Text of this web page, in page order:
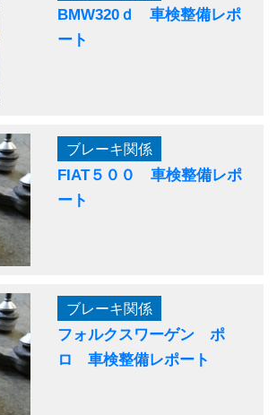
BMW320ｄ 車検整備レポ
ート
ブレーキ関係
FIAT５００ 車検整備レポ
ート
ブレーキ関係
フォルクスワーゲン ポ
ロ 車検整備レポート